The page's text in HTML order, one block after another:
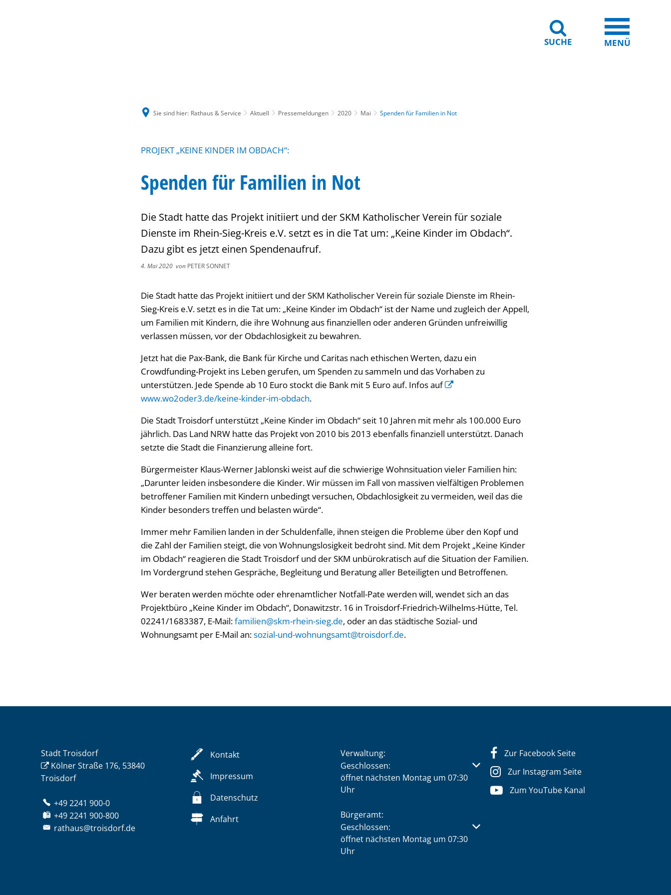
SUCHE MENÜ
Sie sind hier: Rathaus & Service Aktuell Pressemeldungen 2020 Mai Spenden für Familien in Not
PROJEKT „KEINE KINDER IM OBDACH“:
Spenden für Familien in Not
Die Stadt hatte das Projekt initiiert und der SKM Katholischer Verein für soziale
Dienste im Rhein-Sieg-Kreis e.V. setzt es in die Tat um: „Keine Kinder im Obdach“.
Dazu gibt es jetzt einen Spendenaufruf.
4. Mai 2020 von PETER SONNET
Die Stadt hatte das Projekt initiiert und der SKM Katholischer Verein für soziale Dienste im Rhein-
Sieg-Kreis e.V. setzt es in die Tat um: „Keine Kinder im Obdach“ ist der Name und zugleich der Appell,
um Familien mit Kindern, die ihre Wohnung aus finanziellen oder anderen Gründen unfreiwillig
verlassen müssen, vor der Obdachlosigkeit zu bewahren.
Jetzt hat die Pax-Bank, die Bank für Kirche und Caritas nach ethischen Werten, dazu ein
Crowdfunding-Projekt ins Leben gerufen, um Spenden zu sammeln und das Vorhaben zu
unterstützen. Jede Spende ab 10 Euro stockt die Bank mit 5 Euro auf. Infos auf
www.wo2oder3.de/keine-kinder-im-obdach.
Die Stadt Troisdorf unterstützt „Keine Kinder im Obdach“ seit 10 Jahren mit mehr als 100.000 Euro
jährlich. Das Land NRW hatte das Projekt von 2010 bis 2013 ebenfalls finanziell unterstützt. Danach
setzte die Stadt die Finanzierung alleine fort.
Bürgermeister Klaus-Werner Jablonski weist auf die schwierige Wohnsituation vieler Familien hin:
„Darunter leiden insbesondere die Kinder. Wir müssen im Fall von massiven vielfältigen Problemen
betroffener Familien mit Kindern unbedingt versuchen, Obdachlosigkeit zu vermeiden, weil das die
Kinder besonders treffen und belasten würde“.
Immer mehr Familien landen in der Schuldenfalle, ihnen steigen die Probleme über den Kopf und
die Zahl der Familien steigt, die von Wohnungslosigkeit bedroht sind. Mit dem Projekt „Keine Kinder
im Obdach“ reagieren die Stadt Troisdorf und der SKM unbürokratisch auf die Situation der Familien.
Im Vordergrund stehen Gespräche, Begleitung und Beratung aller Beteiligten und Betroffenen.
Wer beraten werden möchte oder ehrenamtlicher Notfall-Pate werden will, wendet sich an das
Projektbüro „Keine Kinder im Obdach“, Donawitzstr. 16 in Troisdorf-Friedrich-Wilhelms-Hütte, Tel.
02241/1683387, E-Mail:familien@skm-rhein-sieg.de, oder an das städtische Sozial- und
Wohnungsamt per E-Mail an:sozial-und-wohnungsamt@troisdorf.de.
Stadt Troisdorf
Kölner Straße 176, 53840
Troisdorf
+49 2241 900-0
+49 2241 900-800
rathaus@troisdorf.de
Kontakt
Impressum
Datenschutz
Anfahrt
Verwaltung:
Klicken, um weitere Öffnungs- oder Schließzeiten auszublenden
Geschlossen:
öffnet nächsten Montag um 07:30
Uhr
Bürgeramt:
Klicken, um weitere Öffnungs- oder Schließzeiten auszublenden
Geschlossen:
öffnet nächsten Montag um 07:30
Uhr
Zur Facebook Seite
Zur Instagram Seite
Zum YouTube Kanal